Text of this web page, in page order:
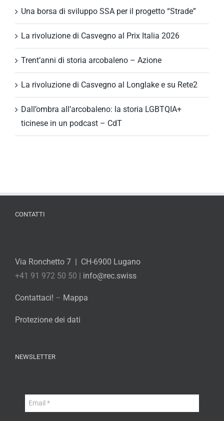
Una borsa di sviluppo SSA per il progetto “Strade”
La rivoluzione di Casvegno al Prix Italia 2026
Trent’anni di storia arcobaleno – Azione
La rivoluzione di Casvegno al Longlake e su Rete2
Dall’ombra all’arcobaleno: la storia LGBTQIA+
ticinese in un podcast – CdT
CONTATTI
Via Ronchetto 7 | CH-6900 Lugano
+41 91 972 50 50 | info@rec.swiss
Contattaci! – Mappa
Protezione dei dati
NEWSLETTER